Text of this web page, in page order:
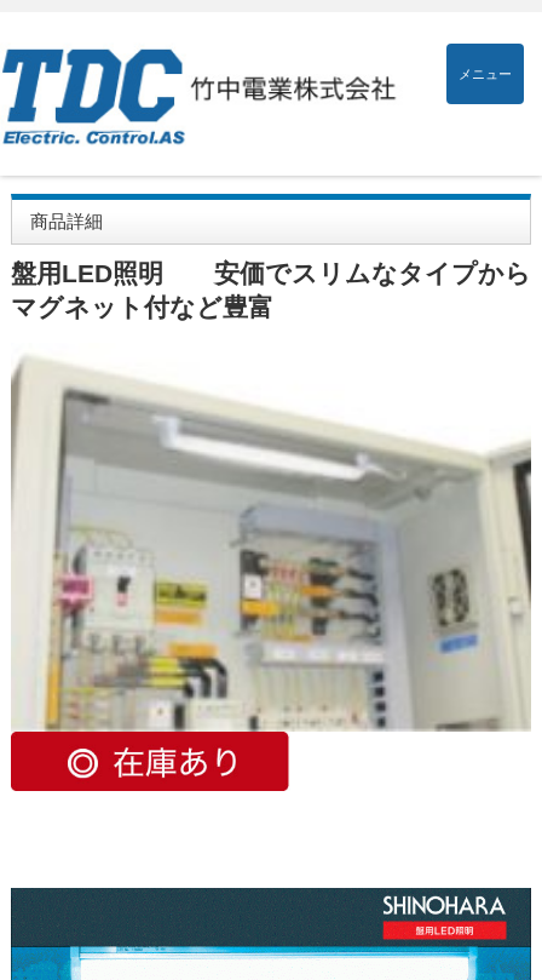
メニュー
商品詳細
盤用LED照明 安価でスリムなタイプから
マグネット付など豊富